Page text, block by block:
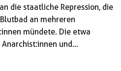
die staatliche Repression, die
an mehreren
mündete. Die etwa
und